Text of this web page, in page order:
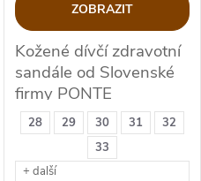
28 29 30 31
32
33
+ další
ZOBRAZIT
Kožené dívčí zdravotní
sandále od Slovenské
firmy PONTE